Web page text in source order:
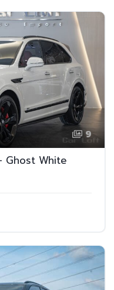
9
Ghost White